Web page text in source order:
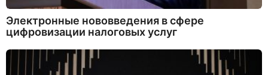
Электронные нововведения в сфере
цифровизации налоговых услуг